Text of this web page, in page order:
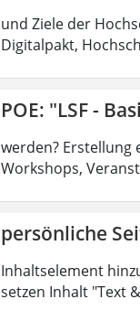
und Ziele der
Digitalpakt,
POE: "LSF -
werden? Erstellung
Workshops,
persönliche
Inhaltselement
setzen Inhalt "Text